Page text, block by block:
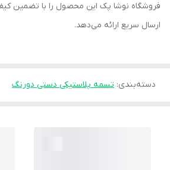
فروشگاه نوشا پک این محصول را با تضمین
ارسال سریع ارائه می‌دهد.
دسته‌بندی: تسمه پلاستیکی دستی دورنگ